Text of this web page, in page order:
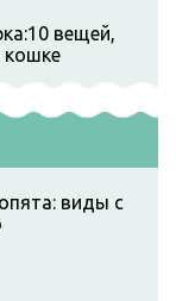
вещей,
кошке
виды с